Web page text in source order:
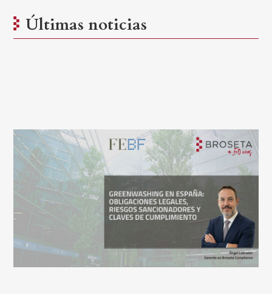
Últimas noticias